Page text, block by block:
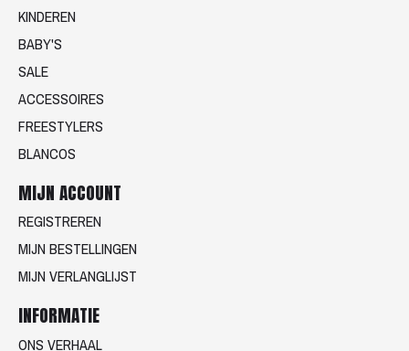
KINDEREN
BABY'S
SALE
ACCESSOIRES
FREESTYLERS
BLANCOS
MIJN ACCOUNT
REGISTREREN
MIJN BESTELLINGEN
MIJN VERLANGLIJST
INFORMATIE
ONS VERHAAL